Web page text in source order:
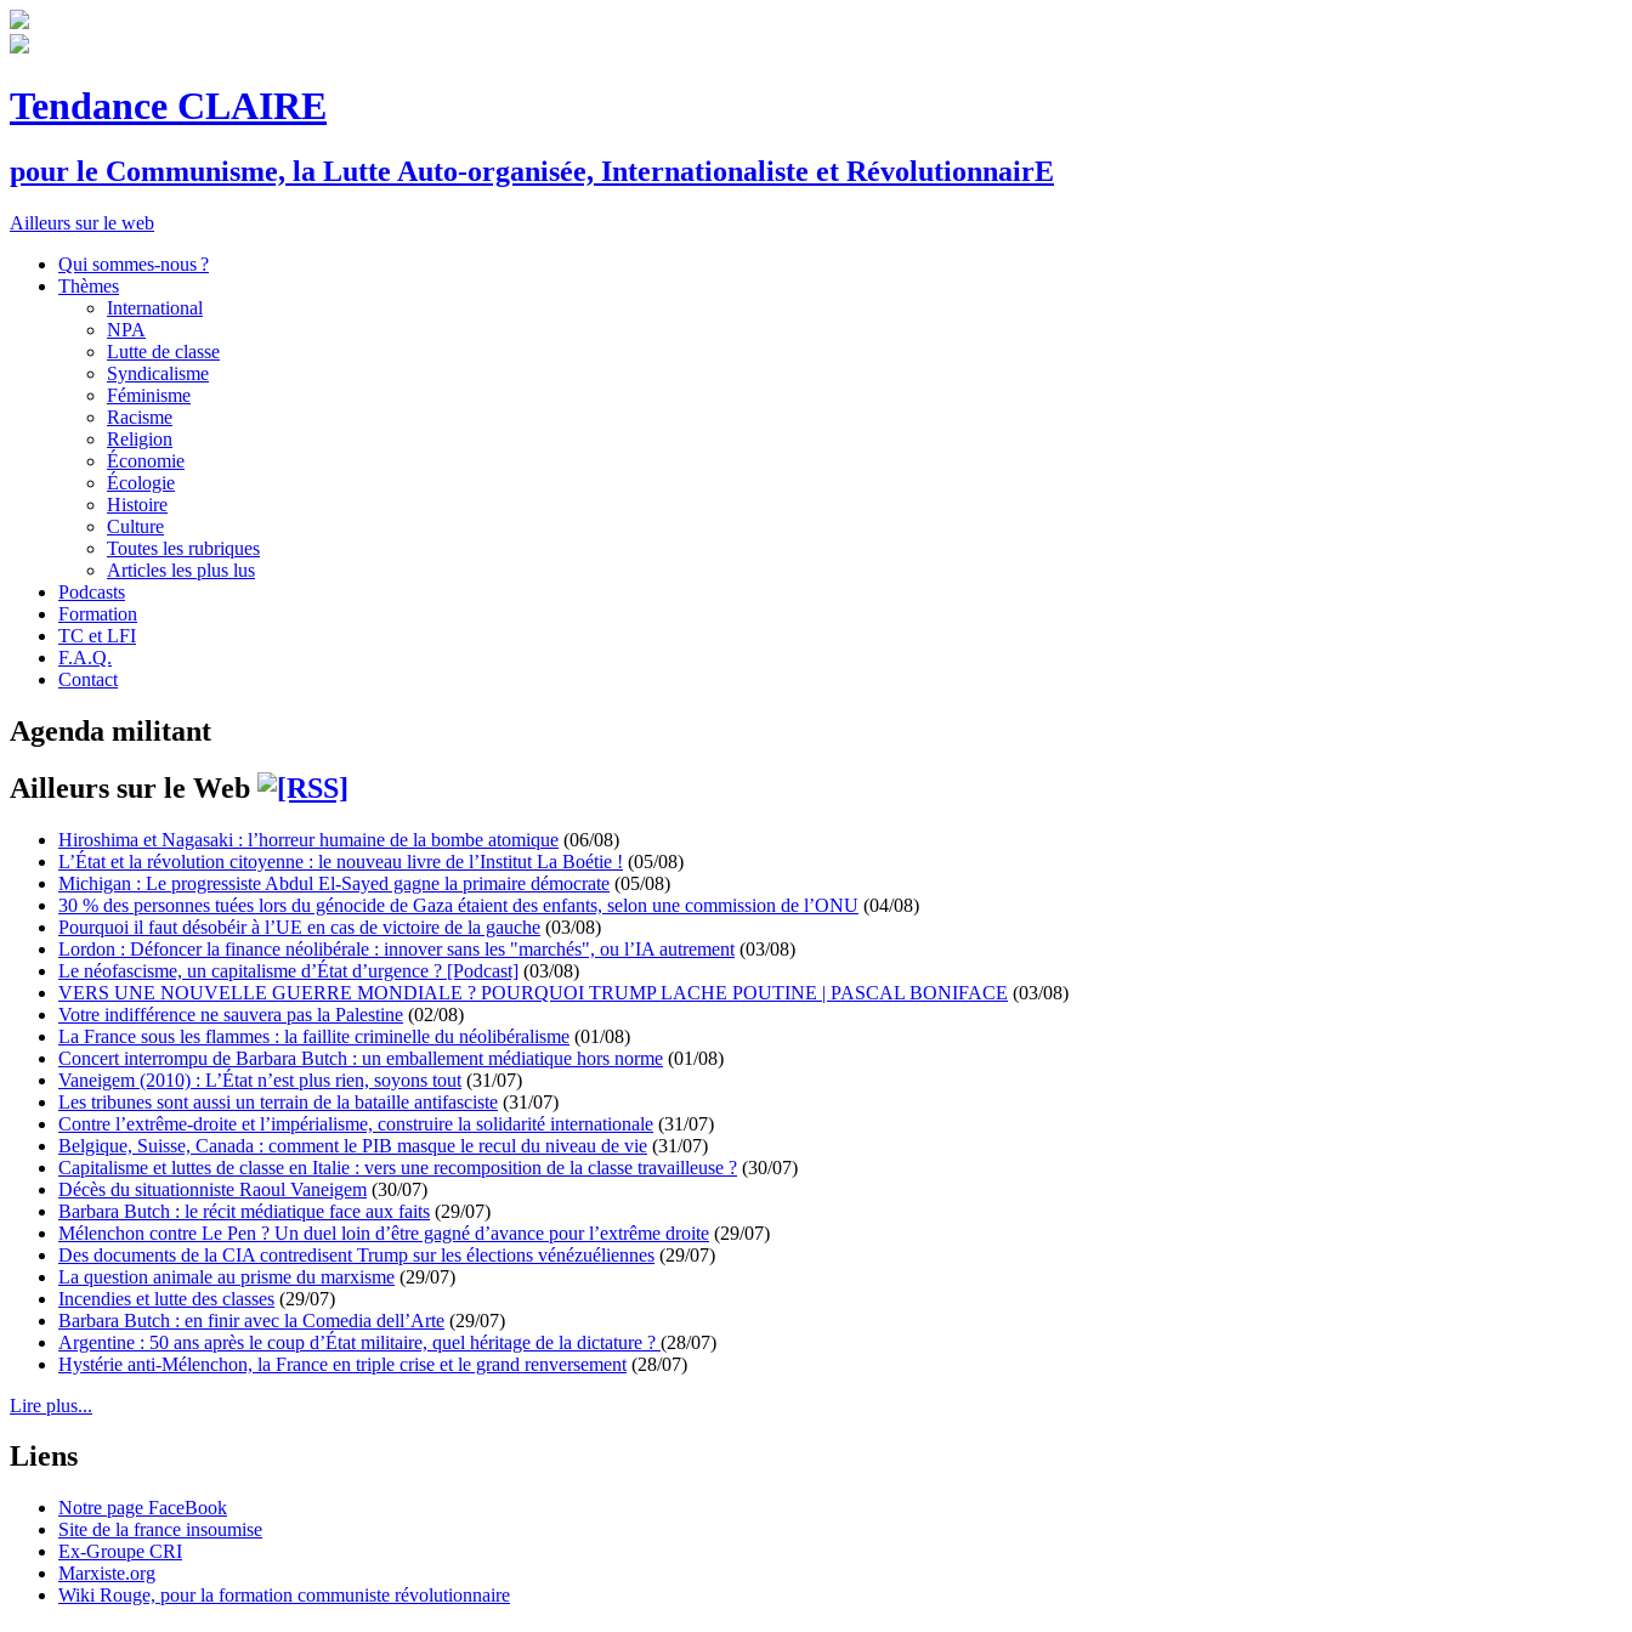
Tendance CLAIRE
pour le Communisme, la Lutte Auto-organisée, Internationaliste et RévolutionnairE
Ailleurs sur le web
Qui sommes-nous ?
Thèmes
International
NPA
Lutte de classe
Syndicalisme
Féminisme
Racisme
Religion
Économie
Écologie
Histoire
Culture
Toutes les rubriques
Articles les plus lus
Podcasts
Formation
TC et LFI
F.A.Q.
Contact
Agenda militant
Ailleurs sur le Web
Hiroshima et Nagasaki : l’horreur humaine de la bombe atomique (06/08)
L’État et la révolution citoyenne : le nouveau livre de l’Institut La Boétie ! (05/08)
Michigan : Le progressiste Abdul El-Sayed gagne la primaire démocrate (05/08)
30 % des personnes tuées lors du génocide de Gaza étaient des enfants, selon une commission de l’ONU (04/08)
Pourquoi il faut désobéir à l’UE en cas de victoire de la gauche (03/08)
Lordon : Défoncer la finance néolibérale : innover sans les "marchés", ou l’IA autrement (03/08)
Le néofascisme, un capitalisme d’État d’urgence ? [Podcast] (03/08)
VERS UNE NOUVELLE GUERRE MONDIALE ? POURQUOI TRUMP LACHE POUTINE | PASCAL BONIFACE (03/08)
Votre indifférence ne sauvera pas la Palestine (02/08)
La France sous les flammes : la faillite criminelle du néolibéralisme (01/08)
Concert interrompu de Barbara Butch : un emballement médiatique hors norme (01/08)
Vaneigem (2010) : L’État n’est plus rien, soyons tout (31/07)
Les tribunes sont aussi un terrain de la bataille antifasciste (31/07)
Contre l’extrême-droite et l’impérialisme, construire la solidarité internationale (31/07)
Belgique, Suisse, Canada : comment le PIB masque le recul du niveau de vie (31/07)
Capitalisme et luttes de classe en Italie : vers une recomposition de la classe travailleuse ? (30/07)
Décès du situationniste Raoul Vaneigem (30/07)
Barbara Butch : le récit médiatique face aux faits (29/07)
Mélenchon contre Le Pen ? Un duel loin d’être gagné d’avance pour l’extrême droite (29/07)
Des documents de la CIA contredisent Trump sur les élections vénézuéliennes (29/07)
La question animale au prisme du marxisme (29/07)
Incendies et lutte des classes (29/07)
Barbara Butch : en finir avec la Comedia dell’Arte (29/07)
Argentine : 50 ans après le coup d’État militaire, quel héritage de la dictature ? (28/07)
Hystérie anti-Mélenchon, la France en triple crise et le grand renversement (28/07)
Lire plus...
Liens
Notre page FaceBook
Site de la france insoumise
Ex-Groupe CRI
Marxiste.org
Wiki Rouge, pour la formation communiste révolutionnaire